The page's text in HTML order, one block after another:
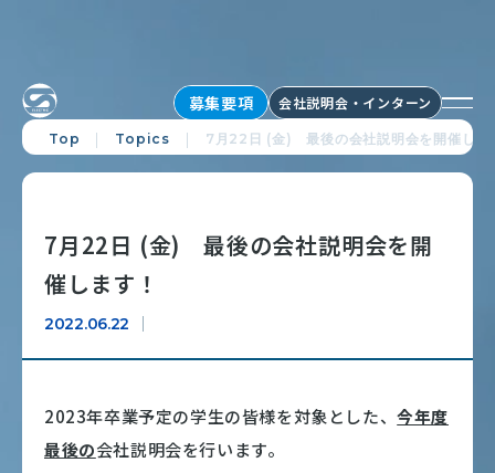
募集要項 会社説明会・インターン
Top Topics 7月22日 (金) 最後の会社説明会を開催しま
7月22日 (金) 最後の会社説明会を開
催します！
2022.06.22
2023年卒業予定の学生の皆様を対象とした、今年度
最後の会社説明会を行います。